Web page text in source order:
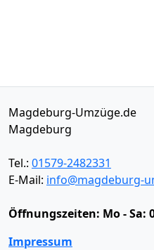
Magdeburg-Umzüge.de
Magdeburg
Tel.: 01579-2482331
E-Mail: info@magdeburg-
Öffnungszeiten: Mo - Sa:
Impressum